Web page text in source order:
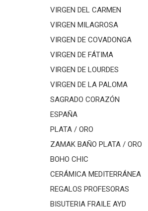
VIRGEN DEL CARMEN
VIRGEN MILAGROSA
VIRGEN DE COVADONGA
VIRGEN DE FÁTIMA
VIRGEN DE LOURDES
VIRGEN DE LA PALOMA
SAGRADO CORAZÓN
ESPAÑA
PLATA / ORO
ZAMAK BAÑO PLATA / ORO
BOHO CHIC
CERÁMICA MEDITERRÁNEA
REGALOS PROFESORAS
BISUTERIA FRAILE AYD